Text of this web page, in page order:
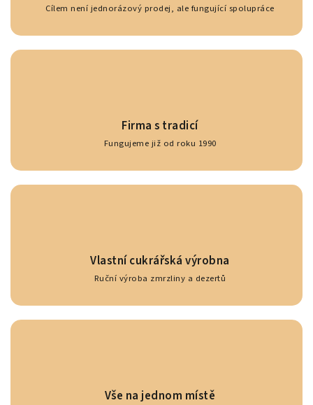
Cílem není jednorázový prodej, ale fungující spolupráce
Firma s tradicí
Fungujeme již od roku 1990
Vlastní cukrářská výrobna
Ruční výroba zmrzliny a dezertů
Vše na jednom místě